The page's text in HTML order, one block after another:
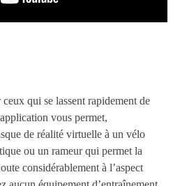
qui se lassent rapidement de
vous permet,
de réalité virtuelle à un vélo
ou un rameur qui permet la
considérablement à l’aspect